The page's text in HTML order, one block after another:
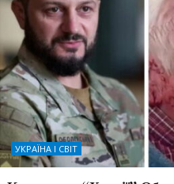
УКРАЇНА І СВІТ